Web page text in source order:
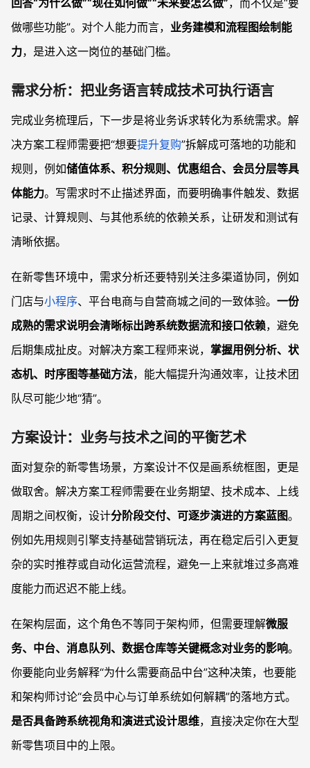
回答“为什么做”“现在如何做”“未来要怎么做”，而不仅是“要
做哪些功能”。对个人能力而言， 业务建模和流程图绘制能
力，是进入这一岗位的基础门槛。
需求分析：把业务语言转成技术可执行语言
完成业务梳理后，下一步是将业务诉求转化为系统需求。解
决方案工程师需要把“想要提升复购”拆解成可落地的功能和
规则，例如储值体系、积分规则、优惠组合、会员分层等具
体能力。写需求时不止描述界面，而要明确事件触发、数据
记录、计算规则、与其他系统的依赖关系，让研发和测试有
清晰依据。
在新零售环境中，需求分析还要特别关注多渠道协同，例如
门店与小程序、平台电商与自营商城之间的一致体验。 一份
成熟的需求说明会清晰标出跨系统数据流和接口依赖，避免
后期集成扯皮。对解决方案工程师来说， 掌握用例分析、状
态机、时序图等基础方法，能大幅提升沟通效率，让技术团
队尽可能少地“猜”。
方案设计：业务与技术之间的平衡艺术
面对复杂的新零售场景，方案设计不仅是画系统框图，更是
做取舍。解决方案工程师需要在业务期望、技术成本、上线
周期之间权衡，设计分阶段交付、可逐步演进的方案蓝图。
例如先用规则引擎支持基础营销玩法，再在稳定后引入更复
杂的实时推荐或自动化运营流程，避免一上来就堆过多高难
度能力而迟迟不能上线。
在架构层面，这个角色不等同于架构师，但需要理解微服
务、中台、消息队列、数据仓库等关键概念对业务的影响。
你要能向业务解释“为什么需要商品中台”这种决策，也要能
和架构师讨论“会员中心与订单系统如何解耦”的落地方式。
是否具备跨系统视角和演进式设计思维，直接决定你在大型
新零售项目中的上限。